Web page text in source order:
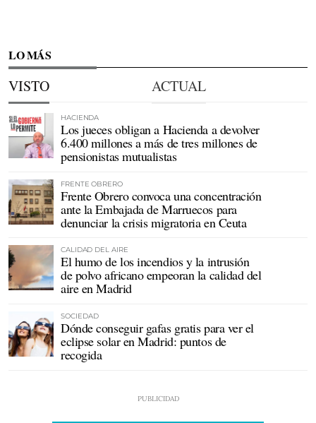
LO MÁS
VISTO ACTUAL
HACIENDA
Los jueces obligan a Hacienda a devolver
6.400 millones a más de tres millones de
pensionistas mutualistas
FRENTE OBRERO
Frente Obrero convoca una concentración
ante la Embajada de Marruecos para
denunciar la crisis migratoria en Ceuta
CALIDAD DEL AIRE
El humo de los incendios y la intrusión
de polvo africano empeoran la calidad del
aire en Madrid
SOCIEDAD
Dónde conseguir gafas gratis para ver el
eclipse solar en Madrid: puntos de
recogida